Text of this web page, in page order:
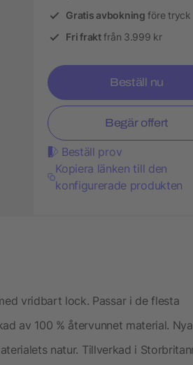
Gratis avbokning före tryck
Fri fraktfrån 3.999 kr
Beställ nu
Begär offert
Beställ prov
Kopiera länken till den
konfigurerade produkten
vridbart lock. Passar i de flesta
av 100 % återvunnet material.
natur. Tillverkad i